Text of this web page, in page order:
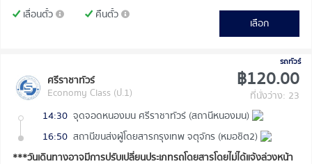
เลื่อนตั๋ว
คืนตั๋ว
เลือก
รถทัวร์
ศรีราชาทัวร์
Economy Class (ป.1)
฿120.00
ที่นั่งว่าง: 23
14:30 จุดจอดหนองมน ศรีราชาทัวร์ (สถานีหนองมน)
16:50 สถานีขนส่งผู้โดยสารกรุงเทพ จตุจักร (หมอชิต2)
***วันเดินทางอาจมีการปรับเปลี่ยนประเภทรถโดยสารโดยไม่ได้แจ้งล่วงหน้า